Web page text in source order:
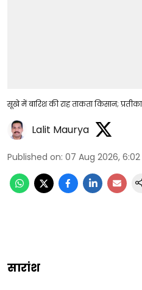
सूखे में बारिश की राह ताकता किसान;
Lalit Maurya
Published on: 07 Aug 2026,
सारांश